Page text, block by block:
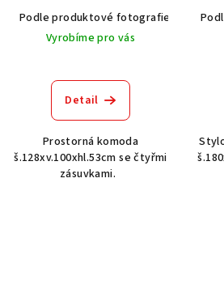
Podle produktové fotografie
Bílá
Vyrobíme pro vás
Detail
Prostorná komoda
š.128xv.100xhl.53cm se čtyřmi
zásuvkami.